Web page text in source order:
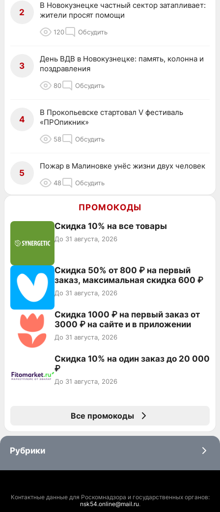
2
В Новокузнецке частный сектор затапливает:
жители просят помощи
120 Обсудить
3
День ВДВ в Новокузнецке: память, колонна и
поздравления
80 Обсудить
4
В Прокопьевске стартовал V фестиваль
«ПРОпикник»
58 Обсудить
5
Пожар в Малиновке унёс жизни двух человек
48 Обсудить
ПРОМОКОДЫ
Скидка 10% на все товары
До 31 августа, 2026
Скидка 50% от 800 ₽ на первый
заказ, максимальная скидка 600 ₽
До 31 августа, 2026
Скидка 1000 ₽ на первый заказ от
3000 ₽ на сайте и в приложении
До 31 августа, 2026
Скидка 10% на один заказ до 20 000
₽
До 31 августа, 2026
Все промокоды
Рубрики
Контактные данные для Роскомнадзора и государственных органов:
nsk54.online@mail.ru.